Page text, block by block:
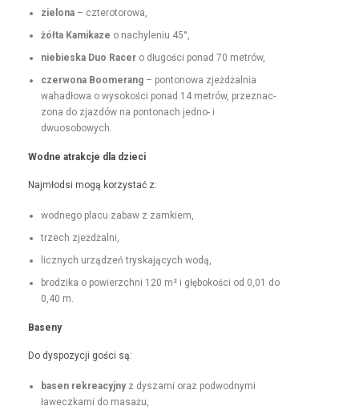
zielona– czterotorowa,
żół­ta Kamikaze o nachyle­niu 45°,
niebies­ka Duo Rac­ero dłu­goś­ci pon­ad 70 metrów,
czer­wona Boomerang– pontonowa zjeżdżal­nia
wahadłowa o wysokoś­ci pon­ad 14 metrów, przez­nac­
zona do zjazdów na pon­tonach jed­no- i
dwuosobowych.
Wodne atrakc­je dla dzieci
Najmłod­si mogą korzys­tać z:
wod­nego placu zabaw z zamkiem,
trzech zjeżdżal­ni,
licznych urządzeń tryska­ją­cych wodą,
brodzi­ka o powierzch­ni 120 m² i głębokoś­ci od 0,01 do
0,40 m.
Base­ny
Do dys­pozy­cji goś­ci są:
basen rekrea­cyjnyz dysza­mi oraz pod­wod­ny­mi
ławeczka­mi do masażu,